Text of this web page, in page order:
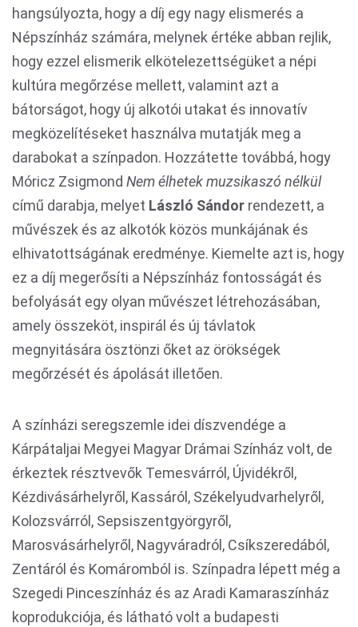
hangsúlyozta, hogy a díj egy nagy elismerés a
Népszínház számára, melynek értéke abban rejlik,
hogy ezzel elismerik elkötelezettségüket a népi
kultúra megőrzése mellett, valamint azt a
bátorságot, hogy új alkotói utakat és innovatív
megközelítéseket használva mutatják meg a
darabokat a színpadon. Hozzátette továbbá, hogy
Móricz Zsigmond Nem élhetek muzsikaszó nélkül
című darabja, melyet László Sándor rendezett, a
művészek és az alkotók közös munkájának és
elhivatottságának eredménye. Kiemelte azt is, hogy
ez a díj megerősíti a Népszínház fontosságát és
befolyását egy olyan művészet létrehozásában,
amely összeköt, inspirál és új távlatok
megnyitására ösztönzi őket az örökségek
megőrzését és ápolását illetően.
A színházi seregszemle idei díszvendége a
Kárpátaljai Megyei Magyar Drámai Színház volt, de
érkeztek résztvevők Temesvárról, Újvidékről,
Kézdivásárhelyről, Kassáról, Székelyudvarhelyről,
Kolozsvárról, Sepsiszentgyörgyről,
Marosvásárhelyről, Nagyváradról, Csíkszeredából,
Zentáról és Komáromból is. Színpadra lépett még a
Szegedi Pinceszínház és az Aradi Kamaraszínház
koprodukciója, és látható volt a budapesti